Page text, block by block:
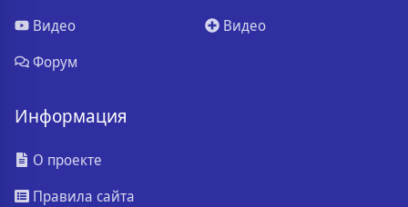
Видео
Форум
Видео
Информация
О проекте
Правила сайта